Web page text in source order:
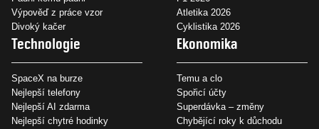
Výpověď z práce vzor
Divoký kačer
Atletika 2026
Cyklistika 2026
Technologie
SpaceX na burze
Nejlepší telefony
Nejlepší AI zdarma
Nejlepší chytré hodinky
Ekonomika
Temu a clo
Spořicí účty
Superdávka – změny
Chybějící roky k důchodu